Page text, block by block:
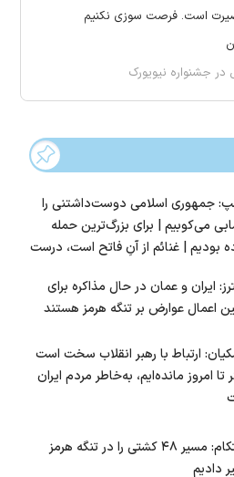
است. فرصت سوزی نکنیم
جشنواره نیویورک
جمهوری اسلامی دوست‌داشتنی را
می‌کوبیم | برای بزرگ‌ترین حمله
بودیم | غنائم از آنِ فاتح است، درست
ایران و عمان در حال مذاکره برای
اعمال عوارض بر تنگه هرمز هستند
ارتباط با رهبر انقلاب سخت است
تا امروز مانده‌ایم، به‌خاطر مردم ایران
سنتکام: مسیر ۴۸ کشتی را در تنگه هرمز
دادیم